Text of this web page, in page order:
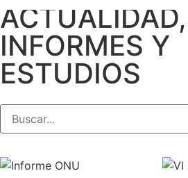
ACTUALIDAD,
INFORMES Y
ESTUDIOS